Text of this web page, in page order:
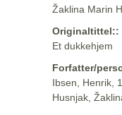
Žaklina Marin
Originaltittel::
Et dukkehjem
Forfatter/
Ibsen, Henrik,
Husnjak,